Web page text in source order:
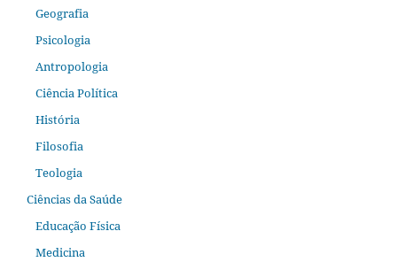
Geografia
Psicologia
Antropologia
Ciência Política
História
Filosofia
Teologia
Ciências da Saúde
Educação Física
Medicina